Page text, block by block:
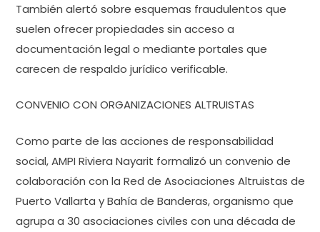
También alertó sobre esquemas fraudulentos que
suelen ofrecer propiedades sin acceso a
documentación legal o mediante portales que
carecen de respaldo jurídico verificable.
CONVENIO CON ORGANIZACIONES ALTRUISTAS
Como parte de las acciones de responsabilidad
social, AMPI Riviera Nayarit formalizó un convenio de
colaboración con la Red de Asociaciones Altruistas de
Puerto Vallarta y Bahía de Banderas, organismo que
agrupa a 30 asociaciones civiles con una década de